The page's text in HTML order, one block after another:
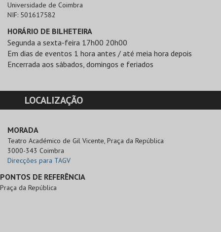
Universidade de Coimbra
NIF: 501617582
HORÁRIO DE BILHETEIRA
Segunda a sexta-feira 17h00 20h00
Em dias de eventos 1 hora antes / até meia hora depois
Encerrada aos sábados, domingos e feriados
LOCALIZAÇÃO
MORADA
Teatro Académico de Gil Vicente, Praça da República
3000-343 Coimbra
Direcções para TAGV
PONTOS DE REFERÊNCIA
Praça da República